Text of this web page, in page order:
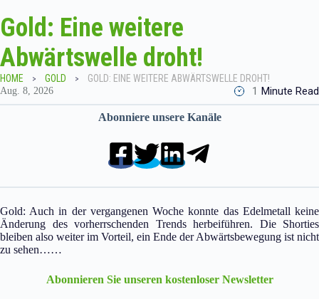
Gold: Eine weitere
Abwärtswelle droht!
HOME GOLD GOLD: EINE WEITERE ABWÄRTSWELLE DROHT!
Aug. 8, 2026 1 Minute Read
Abonniere unsere Kanäle
Gold: Auch in der vergangenen Woche konnte das Edelmetall keine
Änderung des vorherrschenden Trends herbeiführen. Die Shorties
bleiben also weiter im Vorteil, ein Ende der Abwärtsbewegung ist nicht
zu sehen……
Abonnieren Sie unseren kostenloser Newsletter